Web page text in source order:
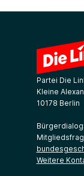
Partei Die
Kleine
10178 Berlin
Bürgerdialog:
Weitere